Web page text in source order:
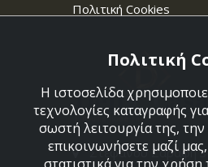
Πολιτική Cookies
Στεφάνου Σαράφη
Πολιτική
Η ιστοσελίδα
τεχνολογίες καταγραφής
σωστή λειτουργία της,
επικοινωνήσετε μαζί